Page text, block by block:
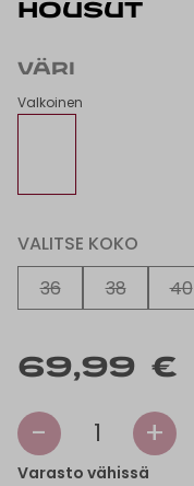
HOUSUT
VÄRI
Valkoinen
VALITSE KOKO
36
38 40
69,99 €
- 1 +
Varasto vähissä